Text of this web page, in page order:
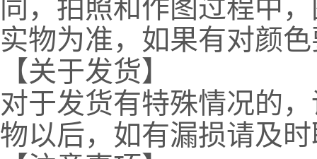
同，拍照和作图过程中
实物为准，如果有对颜
【关于发货】
对于发货有特殊情况的
物以后，如有漏损请及